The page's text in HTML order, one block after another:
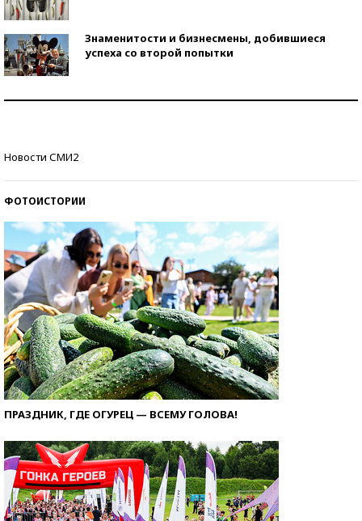
Знаменитости и бизнесмены, добившиеся
успеха со второй попытки
Новости СМИ2
ФОТОИСТОРИИ
ПРАЗДНИК, ГДЕ ОГУРЕЦ — ВСЕМУ ГОЛОВА!